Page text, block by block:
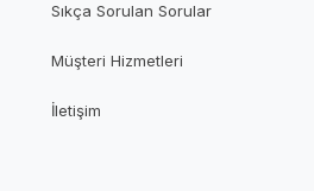
Sıkça Sorulan Sorular
Müşteri Hizmetleri
İletişim